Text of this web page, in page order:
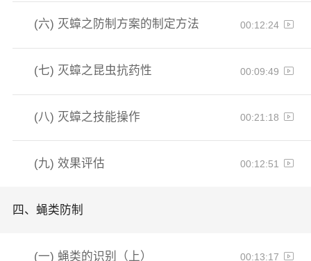
(六) 灭蟑之防制方案的制定方法 00:12:24
(七) 灭蟑之昆虫抗药性 00:09:49
(八) 灭蟑之技能操作 00:21:18
(九)效果评估 00:12:51
四、 蝇类防制
(一) 蝇类的识别（上） 00:13:17